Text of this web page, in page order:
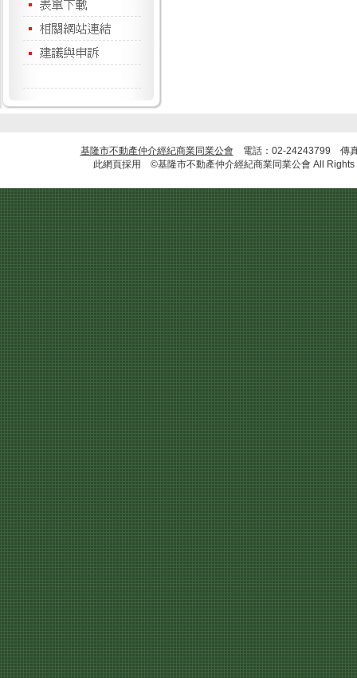
基隆市不動產仲介經紀商業同業公會 電話：02-24243799 傳
此網頁採用 ©基隆市不動產仲介經紀商業同業公會 All Rights